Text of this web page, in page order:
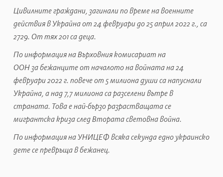
Цивилните граждани, загинали по време на военните
действия в Украйна от 24 февруари до 25 април 2022 г., са
2729. От тях 201 са деца.
По информация на Върховния комисариат на
ООН за бежанците от началото на войната на 24
февруари 2022 г. повече от 5 милиона души са напуснали
Украйна, а над 7,7 милиона са разселени вътре в
страната. Това е най-бързо разрастващата се
мигрантска криза след Втората световна война.
По информация на УНИЦЕФ всяка секунда едно украинско
дете се превръща в бежанец.